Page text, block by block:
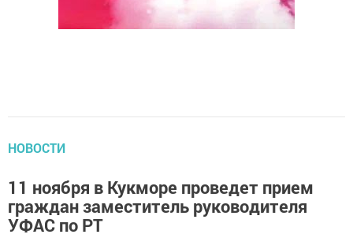
НОВОСТИ
11 ноября в Кукморе проведет прием
граждан заместитель руководителя
УФАС по РТ